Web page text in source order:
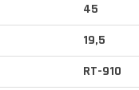
45
19,5
RT-910